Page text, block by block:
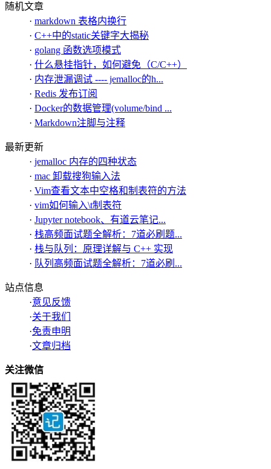
随机文章
· markdown 表格内换行
· C++中的static关键字大揭秘
· golang 函数选项模式
· 什么悬挂指针，如何避免（C/C++）
· 内存泄漏调试 ---- jemalloc的h...
· Redis 发布订阅
· Docker的数据管理(volume/bind ...
· Markdown注脚与注释
最新更新
· jemalloc 内存的四种状态
· mac 卸载搜狗输入法
· Vim查看文本中空格和制表符的方法
· vim如何输入\t制表符
· Jupyter notebook、有道云笔记...
· 栈高频面试题全解析：7道必刷题...
· 栈与队列：原理详解与 C++ 实现
· 队列高频面试题全解析：7道必刷...
站点信息
·意见反馈
·关于我们
·免责申明
·文章归档
关注微信